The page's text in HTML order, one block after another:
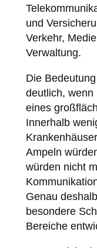
und
Verkehr,
Verwaltung.
Die
deutlich, wenn
eines
Innerhalb
Ampeln
würden nicht
Genau
besondere
Bereiche